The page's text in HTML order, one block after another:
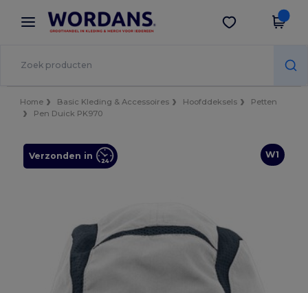
× Wordans-app
Betere prijzen in de app!
Download app
Home Basic Kleding & Accessoires Hoofddeksels
Petten
Pen Duick PK970
W1
Verzonden in